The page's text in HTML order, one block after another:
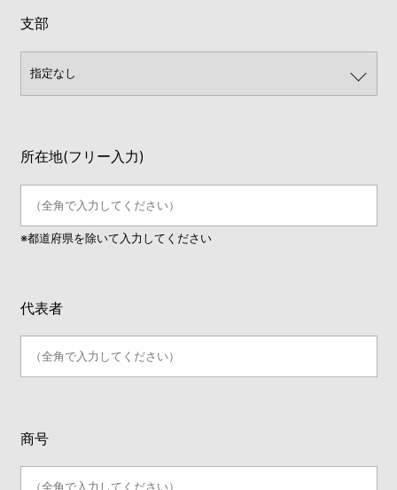
支部
所在地(フリー入力)
※都道府県を除いて入力してください
代表者
商号